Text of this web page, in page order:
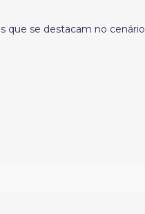
que se destacam no cenário